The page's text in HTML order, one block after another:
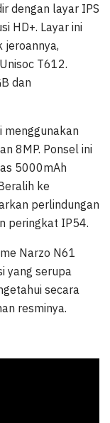
dengan layar IPS
HD+. Layar ini
jeroannya,
T612.
dan
menggunakan
8MP. Ponsel ini
5000mAh
ke
perlindungan
peringkat IP54.
Narzo N61
yang serupa
secara
resminya.